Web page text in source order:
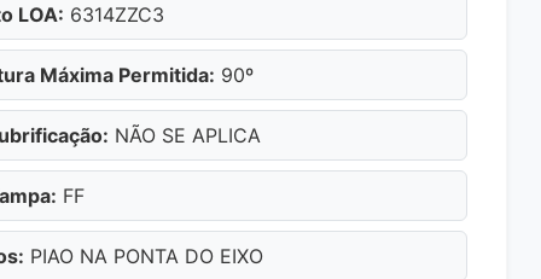
LOA: 6314ZZC3
Máxima Permitida: 90º
NÃO SE APLICA
FF
PIAO NA PONTA DO EIXO